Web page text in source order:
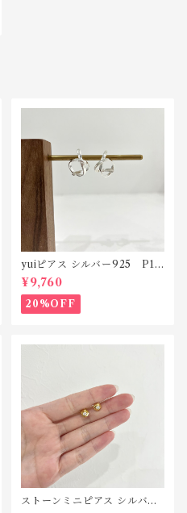
yuiピアス シルバー925 P19
0
¥9,760
20%OFF
ストーンミニピアス シルバー